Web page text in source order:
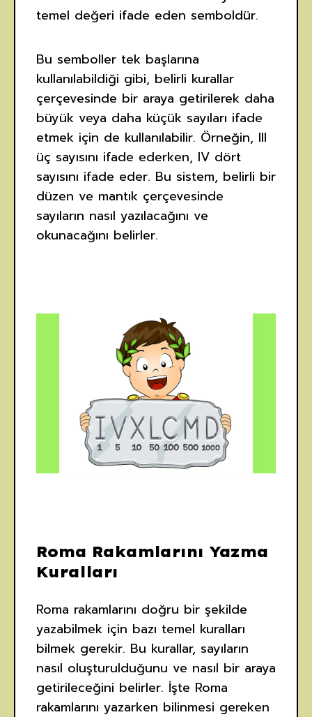
temel değeri ifade eden semboldür.
Bu semboller tek başlarına
kullanılabildiği gibi, belirli kurallar
çerçevesinde bir araya getirilerek daha
büyük veya daha küçük sayıları ifade
etmek için de kullanılabilir. Örneğin, III
üç sayısını ifade ederken, IV dört
sayısını ifade eder. Bu sistem, belirli bir
düzen ve mantık çerçevesinde
sayıların nasıl yazılacağını ve
okunacağını belirler.
Roma Rakamlarını Yazma
Kuralları
Roma rakamlarını doğru bir şekilde
yazabilmek için bazı temel kuralları
bilmek gerekir. Bu kurallar, sayıların
nasıl oluşturulduğunu ve nasıl bir araya
getirileceğini belirler. İşte Roma
rakamlarını yazarken bilinmesi gereken